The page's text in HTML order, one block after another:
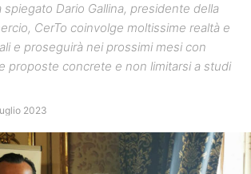
Dario Gallina, presidente della
CerTo coinvolge moltissime realtà e
e proseguirà nei prossimi mesi con
proposte concrete e non limitarsi a studi
2023